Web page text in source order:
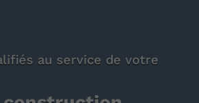
au service de votre